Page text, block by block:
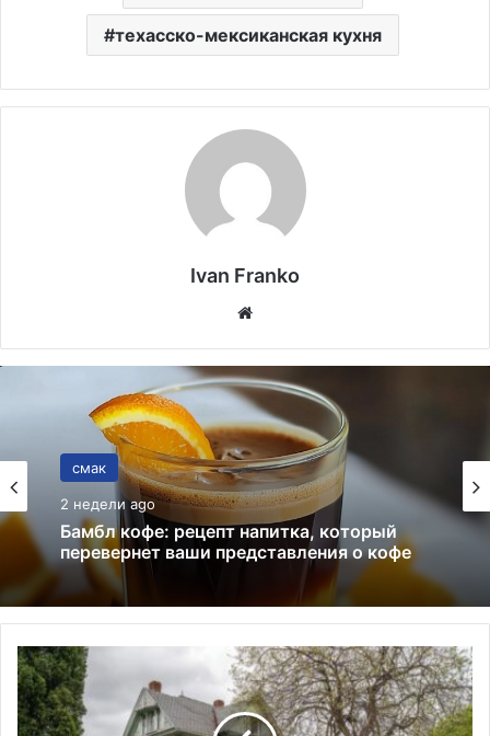
техасско-мексиканская кухня
Ivan Franko
смак
02.05.2026
Что такое ирландское масло? Польза,
вкус, история
Эффективный
вывоз
строительного
мусора: